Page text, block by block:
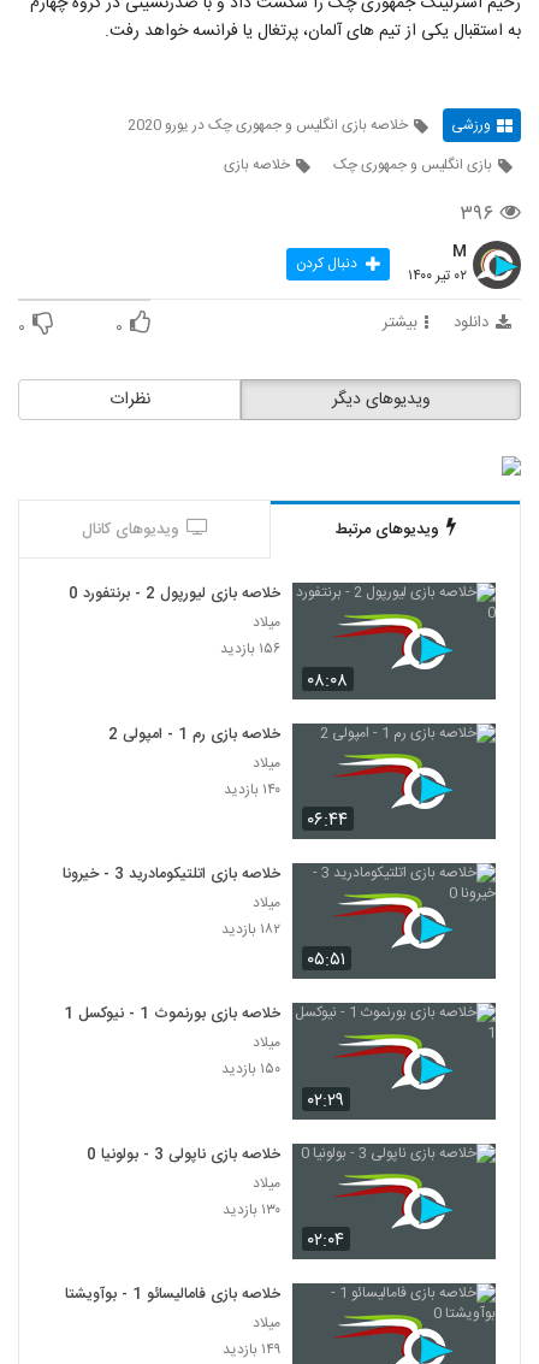
به استقبال یکی از تیم های آلمان، پرتغال یا فرانسه خواهد رفت.
ورزشی
خلاصه بازی انگلیس و جمهوری چک در یورو 2020
بازی انگلیس و جمهوری چک
خلاصه بازی
۳۹۶
M
۰۲ تیر ۱۴۰۰ دنبال کردن
دانلود بیشتر ۰ ۰
نظرات ویدیوهای دیگر
ویدیوهای مرتبط ویدیوهای کانال
۰۸:۰۸
خلاصه بازی لیورپول 2 - برنتفورد 0
میلاد
۱۵۶ بازدید
۰۶:۴۴
خلاصه بازی رم 1 - امپولی 2
میلاد
۱۴۰ بازدید
۰۵:۵۱
خلاصه بازی اتلتیکومادرید 3 - خیرونا 0
میلاد
۱۸۲ بازدید
۰۲:۲۹
خلاصه بازی بورنموث 1 - نیوکسل 1
میلاد
۱۵۰ بازدید
۰۲:۰۴
خلاصه بازی ناپولی 3 - بولونیا 0
میلاد
۱۳۰ بازدید
خلاصه بازی فامالیسائو 1 - بوآویشتا 0
میلاد
۱۴۹ بازدید